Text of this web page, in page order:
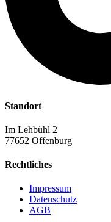
Standort
Im Lehbühl 2
77652 Offenburg
Rechtliches
Impressum
Datenschutz
AGB